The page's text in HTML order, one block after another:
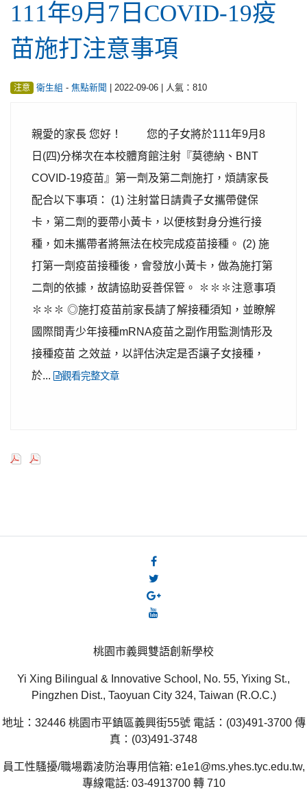
111年9月7日COVID-19疫
苗施打注意事項
注意 衛生組 - 焦點新聞 | 2022-09-06 | 人氣：810
親愛的家長 您好！ 您的子女將於111年9月8
日(四)分梯次在本校體育館注射『莫德納、BNT
COVID-19疫苗』第一劑及第二劑施打，煩請家長
配合以下事項： (1) 注射當日請貴子女攜帶健保
卡，第二劑的要帶小黃卡，以便核對身分進行接
種，如未攜帶者將無法在校完成疫苗接種。 (2) 施
打第一劑疫苗接種後，會發放小黃卡，做為施打第
二劑的依據，故請協助妥善保管。 ✽✽✽注意事項
✽✽✽ ◎施打疫苗前家長請了解接種須知，並瞭解
國際間青少年接種mRNA疫苗之副作用監測情形及
接種疫苗 之效益，以評估決定是否讓子女接種，
於...
觀看完整文章
桃園市義興雙語創新學校
Yi Xing Bilingual & Innovative School, No. 55, Yixing St.,
Pingzhen Dist., Taoyuan City 324, Taiwan (R.O.C.)
地址：32446 桃園市平鎮區義興街55號 電話：(03)491-3700 傳
真：(03)491-3748
員工性騷擾/職場霸凌防治專用信箱: e1e1@ms.yhes.tyc.edu.tw,
專線電話: 03-4913700 轉 710